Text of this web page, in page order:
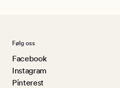
Følg oss
Facebook
Instagram
Pinterest